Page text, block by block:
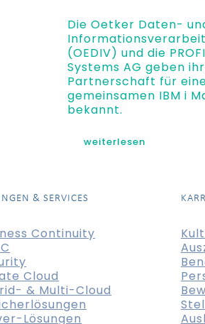
Die Oetker Daten-
(OEDIV) und die
Systems AG geben
Partnerschaft für
gemeinsamen IBM i
bekannt.
weiterlesen
& SERVICES
Continuity
Cloud
& Multi-Cloud
Lösungen